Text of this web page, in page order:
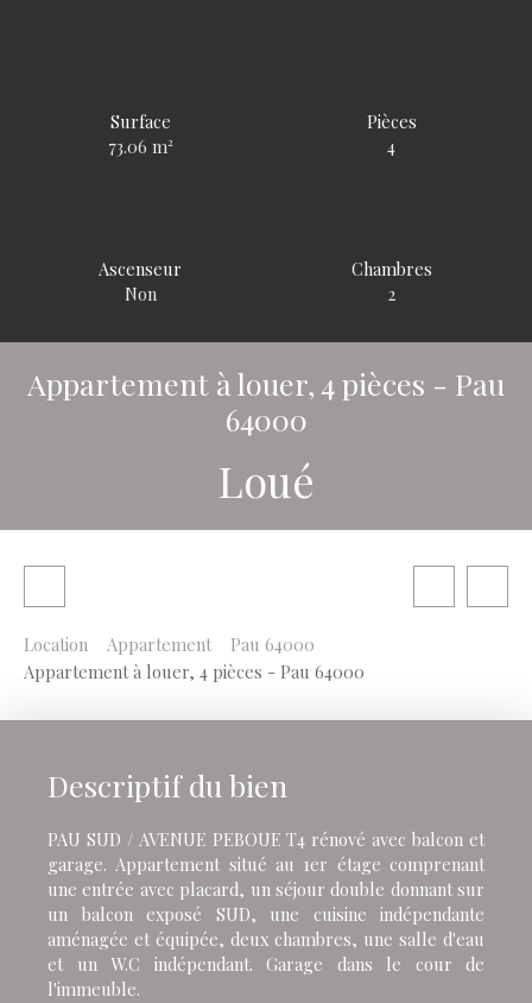
Surface
73.06 m²
Pièces
4
Ascenseur
Non
Chambres
2
Appartement à louer, 4 pièces - Pau
64000
Loué
Location Appartement
Pau 64000
Appartement à louer, 4 pièces - Pau 64000
Descriptif du bien
PAU SUD / AVENUE PEBOUE T4 rénové avec balcon et
garage. Appartement situé au 1er étage comprenant
une entrée avec placard, un séjour double donnant sur
un balcon exposé SUD, une cuisine indépendante
aménagée et équipée, deux chambres, une salle d'eau
et un W.C indépendant. Garage dans le cour de
l'immeuble.